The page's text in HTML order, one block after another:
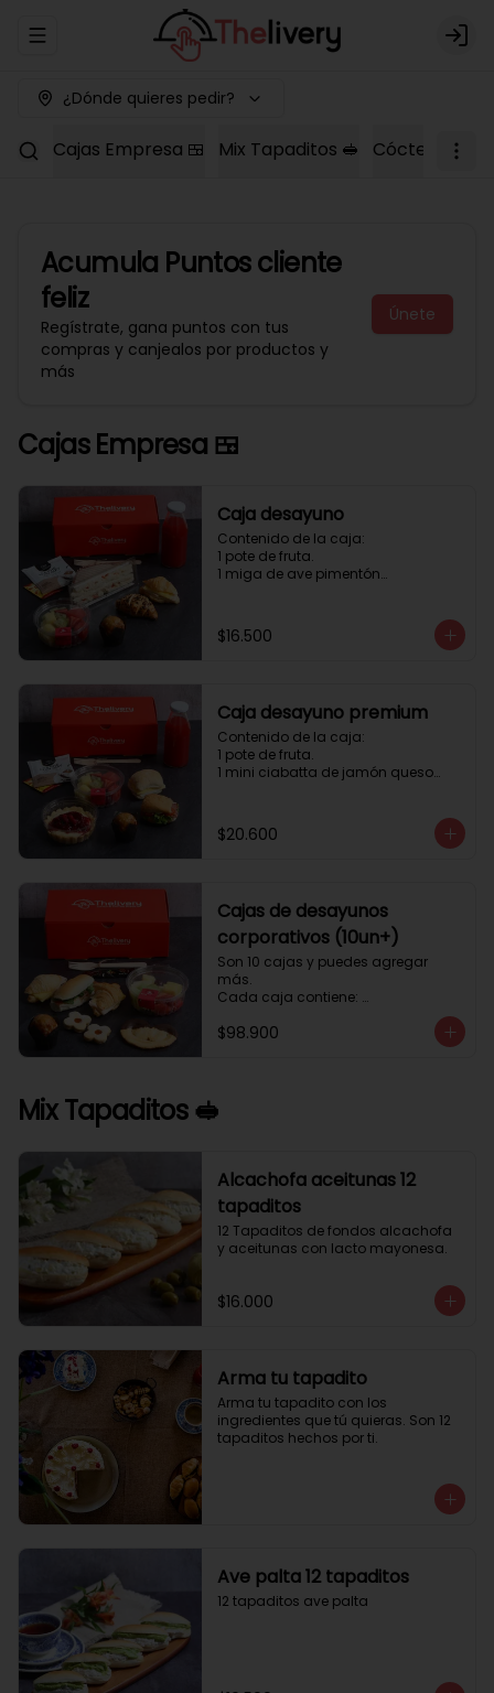
Abrir menu de navegación Login
¿Dónde quieres pedir?
Cajas Empresa 🍱 Mix Tapaditos 🥪 Cóctel Dulce
Acumula Puntos cliente
feliz
Regístrate, gana puntos con tus
compras y canjealos por productos y
más
Únete
Cajas Empresa 🍱
Caja desayuno
Contenido de la caja:
1 pote de fruta.
1 miga de ave pimentón
1 mini muffin
1 sobre de té y café
$16.500
Caja desayuno premium
Contenido de la caja:
1 pote de fruta.
1 mini ciabatta de jamón queso
1 mini muffin
1 cheesecake
$20.600
Cajas de desayunos
corporativos (10un+)
Son 10 cajas y puedes agregar
más.
Cada caja contiene:
2 mini croissant jamón queso.
1 mini muffin.
Estos desayunos no los vendemos
por unidad, desde 10 cajas.
$98.900
Mix Tapaditos 🥪
Alcachofa aceitunas 12
tapaditos
12 Tapaditos de fondos alcachofa
y aceitunas con lacto mayonesa.
$16.000
Arma tu tapadito
Arma tu tapadito con los
ingredientes que tú quieras. Son 12
tapaditos hechos por ti.
Ave palta 12 tapaditos
12 tapaditos ave palta